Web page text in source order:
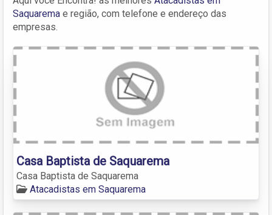
Saquarema e região, com telefone e endereço das
empresas.
Casa Baptista de Saquarema
Casa Baptista de Saquarema
Atacadistas em Saquarema